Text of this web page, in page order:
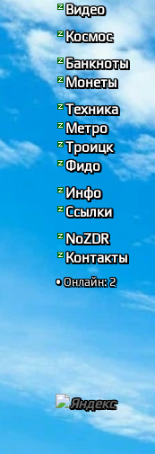
Видео
Космос
Банкноты
Монеты
Техника
Метро
Троицк
Фидо
Инфо
Ссылки
NoZDR
Контакты
• Онлайн: 2